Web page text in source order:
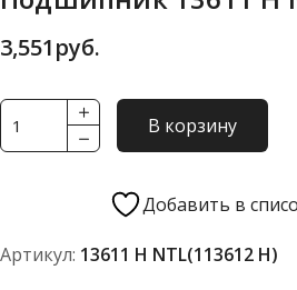
3,551руб.
Количество
товара
NTL(113612
В корзину
Добавить в
Артикул: 13611 Н NTL(113612 Н)